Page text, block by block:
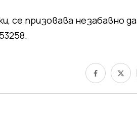
се призовава незабавно да